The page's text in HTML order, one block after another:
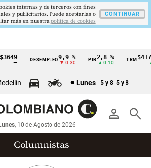
DESEMPLEO 9,9 %
▼ 0.30
PIB2,8 %
▲ 0.10
TRM
▲
Lunes 5 y 8 5 y 8
person search
Lunes, 10 de Agosto de 2026
Columnistas
internas y de terceros con fines
y publicitarios. Puede aceptarlas o
más en nuestra politica de cookies
CONTINUAR